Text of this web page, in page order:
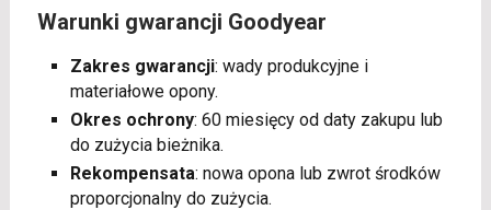
Warunki gwarancji Goodyear
Zakres gwarancji: wady produkcyjne i
materiałowe opony.
Okres ochrony: 60 miesięcy od daty zakupu lub
do zużycia bieżnika.
Rekompensata: nowa opona lub zwrot środków
proporcjonalny do zużycia.